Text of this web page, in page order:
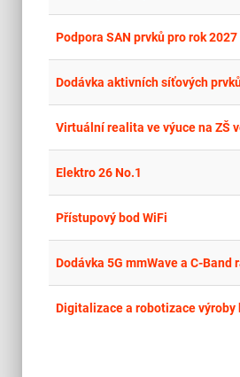
Podpora SAN prvků pro rok 2027
Elektro 26 No.1
Přístupový bod WiFi